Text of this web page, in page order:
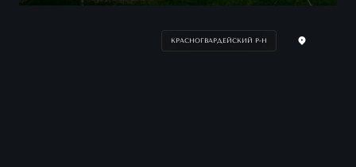
КРАСНОГВАРДЕЙСКИЙ Р-Н